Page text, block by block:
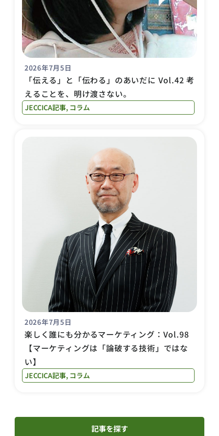
2026年7月5日
「伝える」と「伝わる」のあいだに Vol.42 考
えることを、明け渡さない。
JECCICA記事, コラム
2026年7月5日
楽しく誰にも分かるマーケティング：Vol.98
【マーケティングは「論破する技術」ではな
い】
JECCICA記事, コラム
記事を探す